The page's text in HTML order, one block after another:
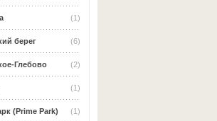
(1)
(6)
берег
(2)
Глебово
(1)
(1)
(Prime Park)